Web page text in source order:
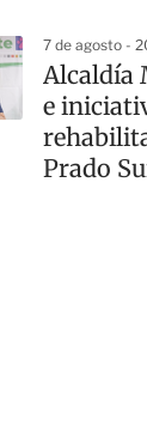
7 de agosto -
Alcaldía
e
Prado